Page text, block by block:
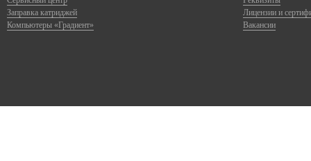
Заправка катриджей
Компьютеры «Градиент»
Лицензии и
Вакансии